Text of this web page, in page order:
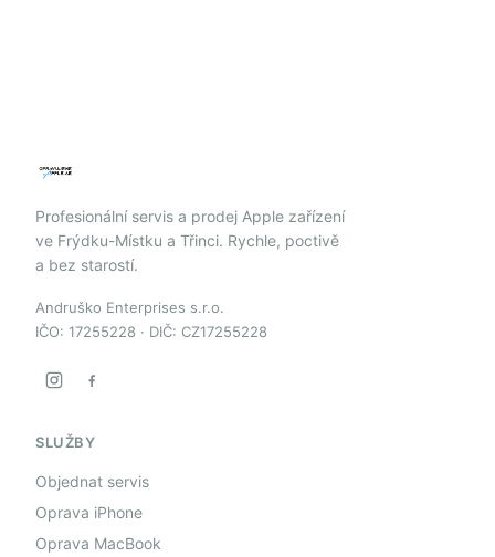
Profesionální servis a prodej Apple zařízení
ve Frýdku-Místku a Třinci. Rychle, poctivě
a bez starostí.
Andruško Enterprises s.r.o.
IČO: 17255228 · DIČ: CZ17255228
SLUŽBY
Objednat servis
Oprava iPhone
Oprava MacBook